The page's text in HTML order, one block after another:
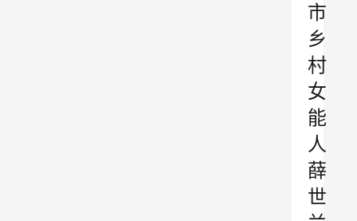
市
乡
村
女
能
人
薛
世